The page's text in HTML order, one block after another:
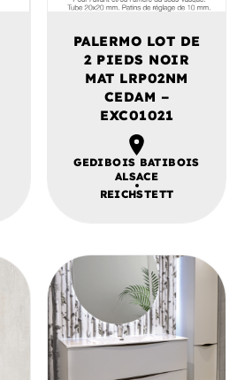
PALERMO LOT DE
2 PIEDS NOIR
MAT LRP02NM
CEDAM –
EXC01021
GEDIBOIS BATIBOIS
ALSACE
REICHSTETT